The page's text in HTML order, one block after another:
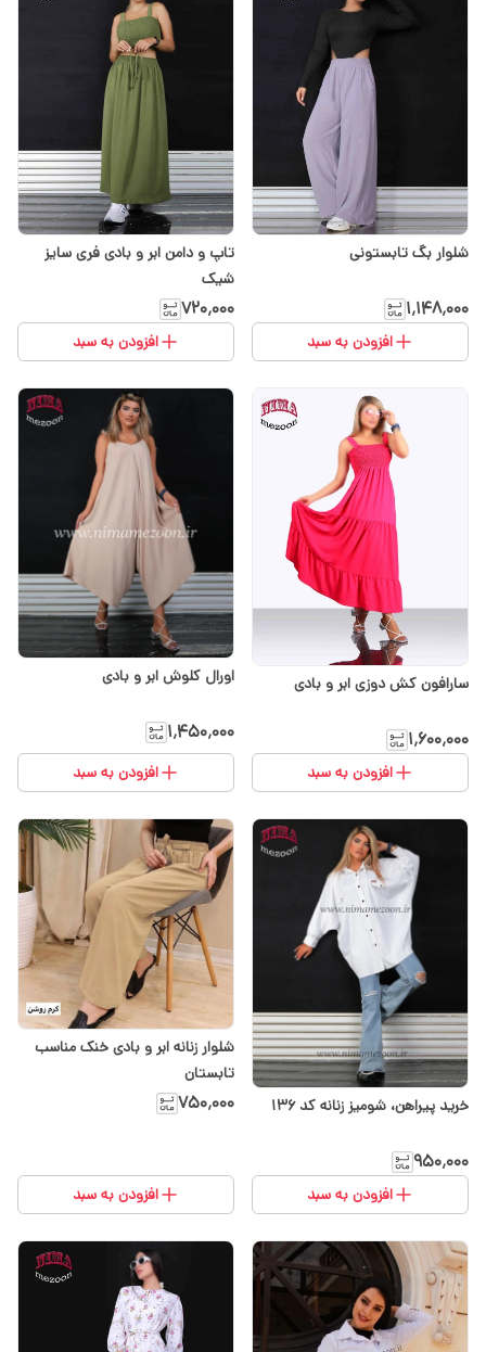
شلوار بگ تابستونی
۱٬۱۴۸٬۰۰۰
افزودن به سبد
تاپ و دامن ابر و بادی فری سایز
شیک
۷۲۰٬۰۰۰
افزودن به سبد
سارافون کش دوزی ابر و بادی
۱٬۶۰۰٬۰۰۰
افزودن به سبد
اورال کلوش ابر و بادی
۱٬۴۵۰٬۰۰۰
افزودن به سبد
خرید‌ پیراهن، شومیز زنانه کد ۱۳۶
۹۵۰٬۰۰۰
افزودن به سبد
شلوار زنانه ابر و بادی خنک مناسب
تابستان
۷۵۰٬۰۰۰
افزودن به سبد